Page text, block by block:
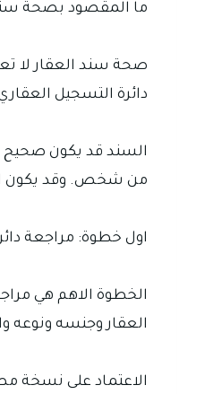
ما المقصود بصحة
صحة سند العقار لا
دائرة التسجيل
السند قد يكون صحيح
من شخص. وقد يكون
اول خطوة: مراجعة
الخطوة الاهم هي
العقار وجنسه ونوعه
الاعتماد على نسخة